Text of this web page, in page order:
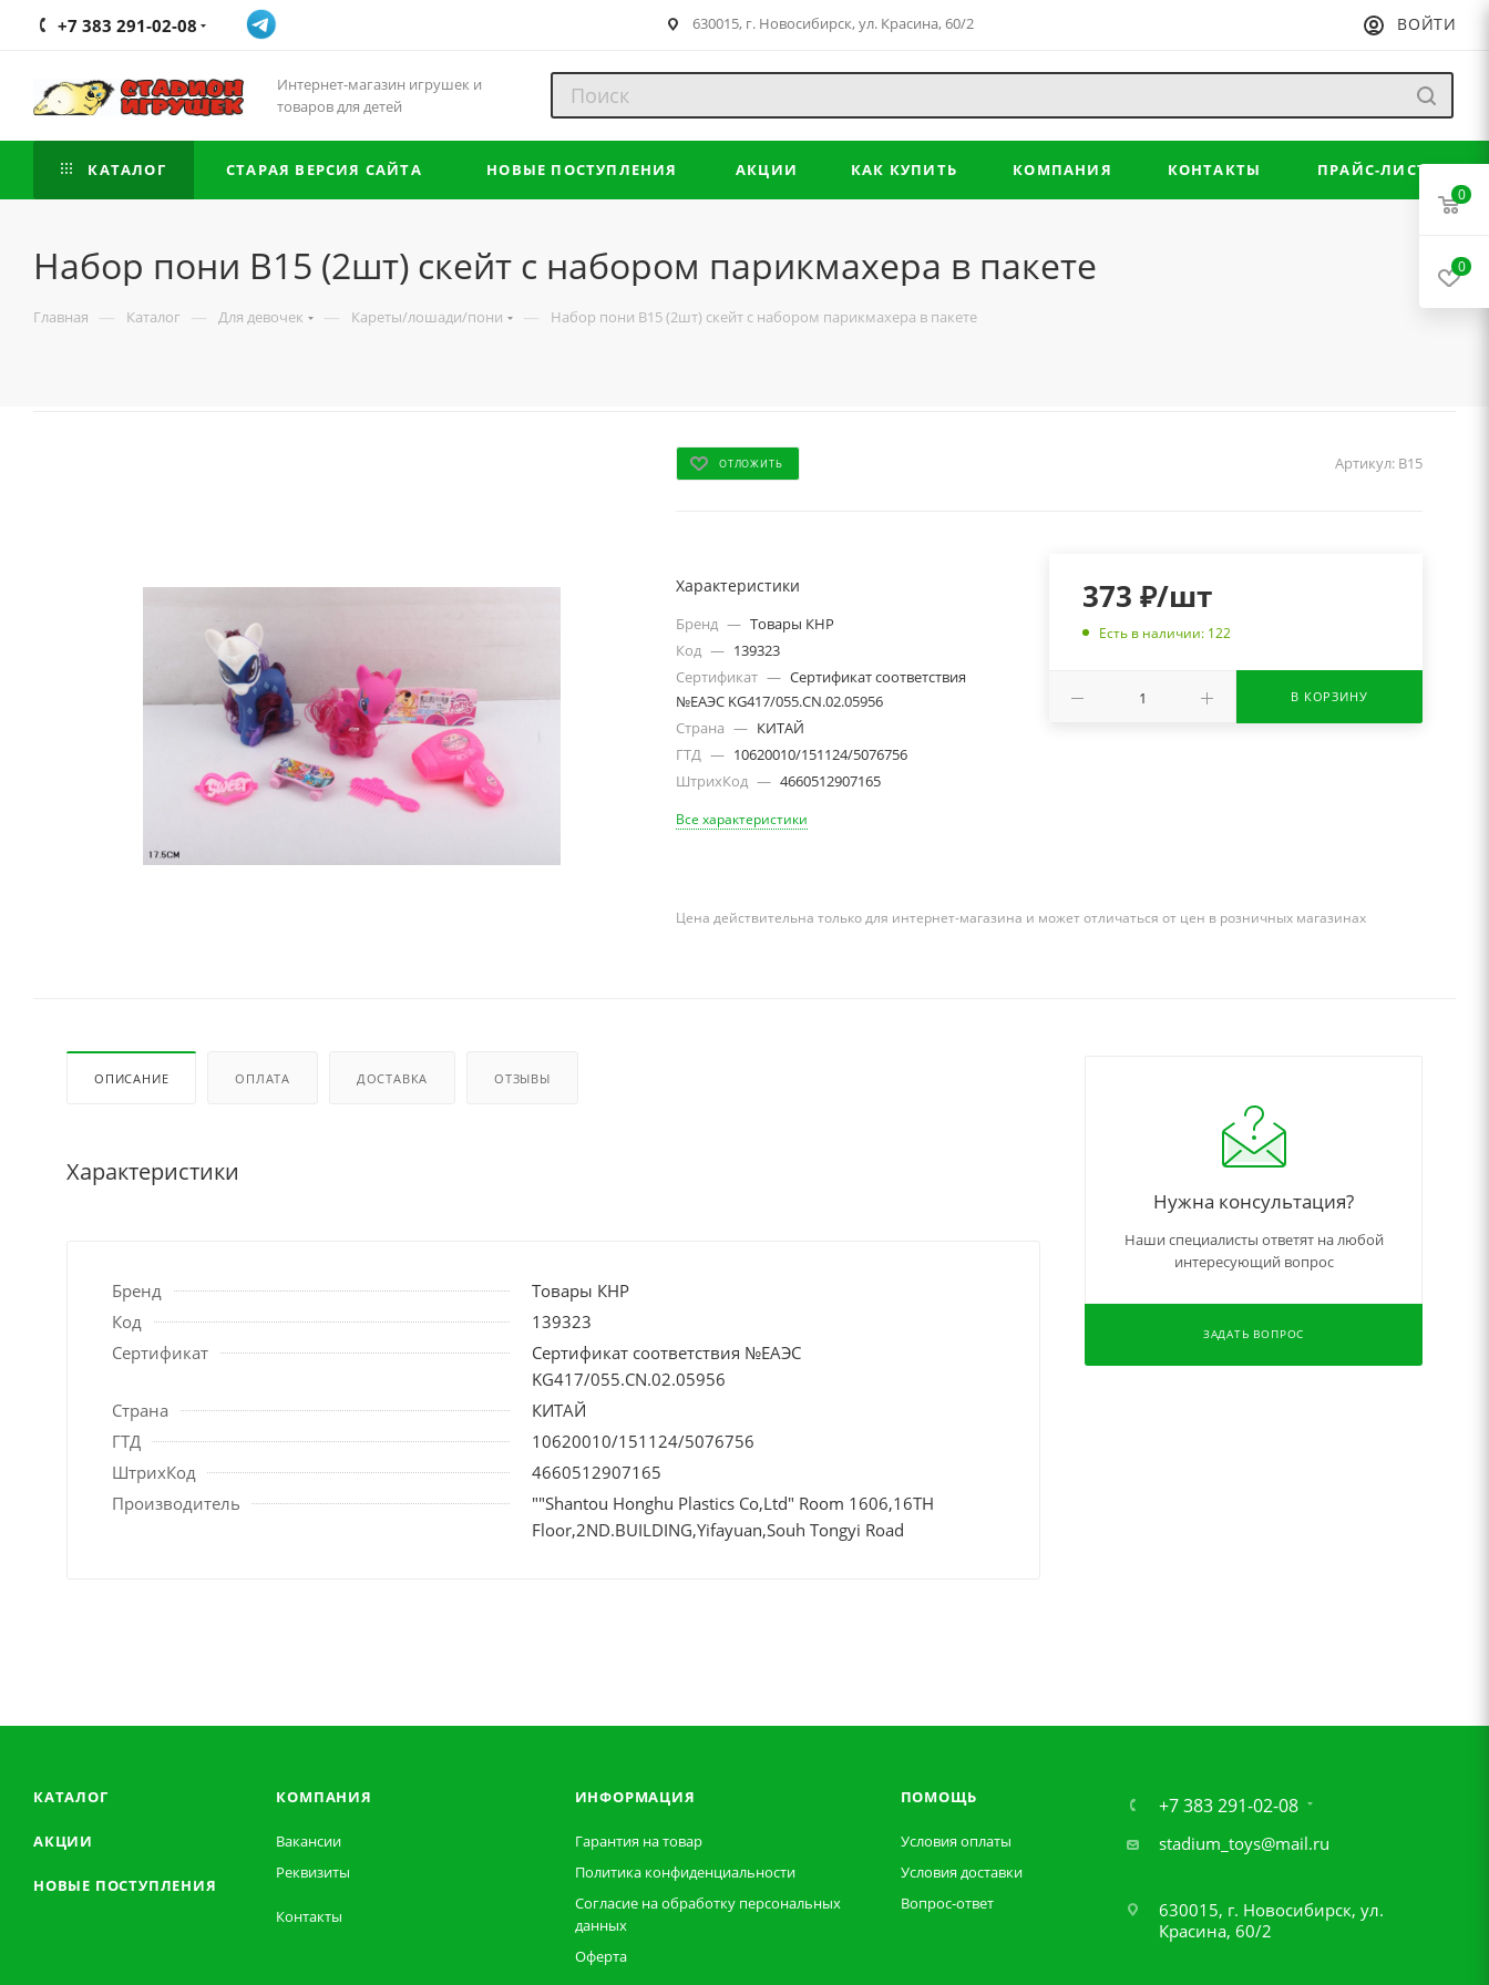
+7 383 291-02-08 630015, г. Новосибирск, ул. Красина, 60/2 ВОЙТИ
Интернет-магазин игрушек и
товаров для детей
КАТАЛОГ СТАРАЯ ВЕРСИЯ САЙТА НОВЫЕ ПОСТУПЛЕНИЯ АКЦИИ КАК КУПИТЬ КОМПАНИЯ КОНТАКТЫ ПРАЙС-ЛИСТ
Набор пони B15 (2шт) скейт с набором парикмахера в пакете
Главная — Каталог — Для девочек — Кареты/лошади/пони — Набор пони B15 (2шт) скейт с набором парикмахера в пакете
ОТЛОЖИТЬ Артикул: B15
Характеристики
Бренд — Товары КНР
Код — 139323
Сертификат — Сертификат соответствия
№ЕАЭС KG417/055.CN.02.05956
Страна — КИТАЙ
ГТД — 10620010/151124/5076756
ШтрихКод — 4660512907165
Все характеристики
373 ₽/шт
Есть в наличии: 122
В КОРЗИНУ
Цена действительна только для интернет-магазина и может отличаться от цен в розничных магазинах
ОПИСАНИЕ ОПЛАТА ДОСТАВКА ОТЗЫВЫ
Характеристики
Бренд
Товары КНР
Код
139323
Сертификат
Сертификат соответствия №ЕАЭС
KG417/055.CN.02.05956
Страна
КИТАЙ
ГТД
10620010/151124/5076756
ШтрихКод
4660512907165
Производитель
""Shantou Honghu Plastics Co,Ltd" Room 1606,16TH
Floor,2ND.BUILDING,Yifayuan,Souh Tongyi Road
Нужна консультация?
Наши специалисты ответят на любой
интересующий вопрос
ЗАДАТЬ ВОПРОС
КАТАЛОГ
АКЦИИ
НОВЫЕ ПОСТУПЛЕНИЯ
КОМПАНИЯ
Вакансии
Реквизиты
Контакты
ИНФОРМАЦИЯ
Гарантия на товар
Политика конфиденциальности
Согласие на обработку персональных
данных
Оферта
ПОМОЩЬ
Условия оплаты
Условия доставки
Вопрос-ответ
+7 383 291-02-08
stadium_toys@mail.ru
630015, г. Новосибирск, ул.
Красина, 60/2
0
0